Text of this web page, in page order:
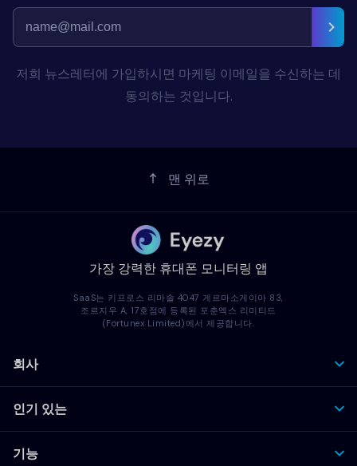
저희 뉴스레터에 가입하시면 마케팅 이메일을 수신하는 데
동의하는 것입니다.
맨 위로
가장 강력한 휴대폰 모니터링 앱
SaaS는 키프로스 리마솔 4047 게르마소게이아 83,
조르지우 A, 17호점에 등록된 포춘엑스 리미티드
(Fortunex Limited)에서 제공합니다.
회사
인기 있는
기능